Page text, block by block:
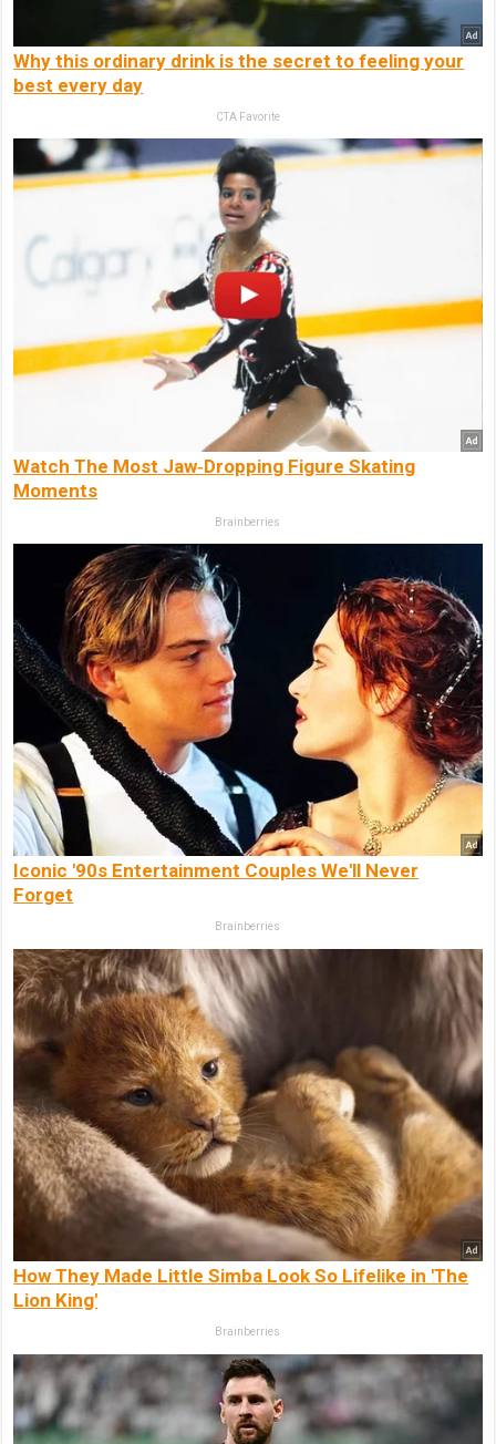
Why this ordinary drink is the secret to feeling your
best every day
CTA Favorite
Watch The Most Jaw‑Dropping Figure Skating
Moments
Brainberries
Iconic '90s Entertainment Couples We'll Never
Forget
Brainberries
How They Made Little Simba Look So Lifelike in 'The
Lion King'
Brainberries